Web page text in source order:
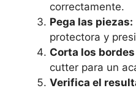
correctamente.
Pega las piezas:
protectora y
Corta los
cutter para un
Verifica el